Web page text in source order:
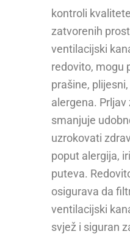
kontroli
zatvorenih
ventilacijski
redovito, mogu
prašine,
alergena. Prljav
smanjuje
uzrokovati
poput alergija,
puteva.
osigurava da
ventilacijski
svjež i siguran